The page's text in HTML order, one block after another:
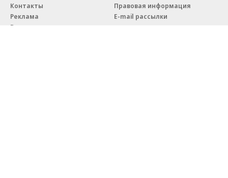
Контакты
Реклама
Вакансии
Правовая информация
E-mail рассылки